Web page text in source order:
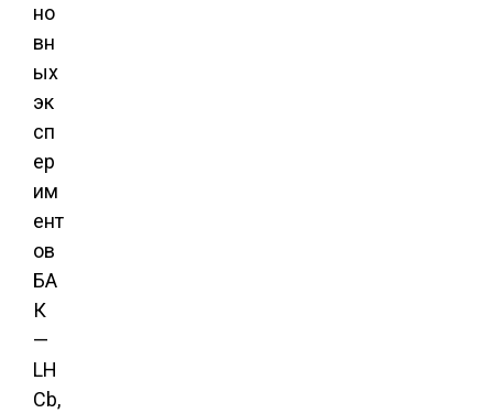
но
вн
ых
эк
сп
ер
им
ент
ов
БА
К
—
LH
Cb,